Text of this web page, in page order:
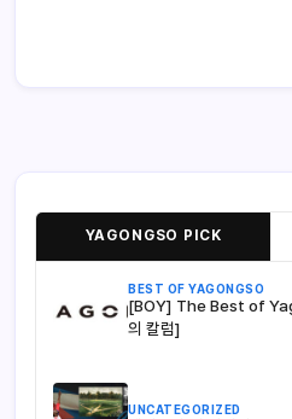
YAGONGSO PICK
BEST OF YAGONGSO
[BOY] The Best of
의 칼럼]
UNCATEGORIZED